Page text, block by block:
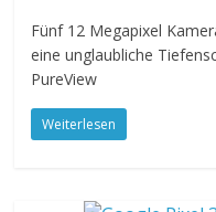
Fünf 12 Megapixel
eine unglaubliche
PureView
Weiterlesen